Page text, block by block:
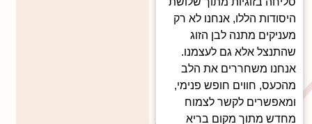
היסודות הללו, אנחנו לא רק
מעניקים מתנה לבן הזוג
שהתנצל אלא גם לעצמנו.
אנחנו משחררים את הלב
מהכעס, חווים חופש פנימי,
ומאפשרים לקשר לצמוח
מחדש מתוך מקום בריא